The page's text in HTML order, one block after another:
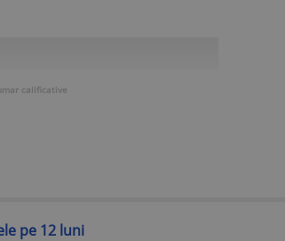
calificative
pe 12 luni